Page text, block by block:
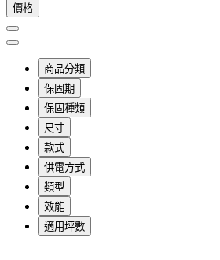
價格
商品分類
保固期
保固種類
尺寸
款式
供電方式
類型
效能
適用坪數